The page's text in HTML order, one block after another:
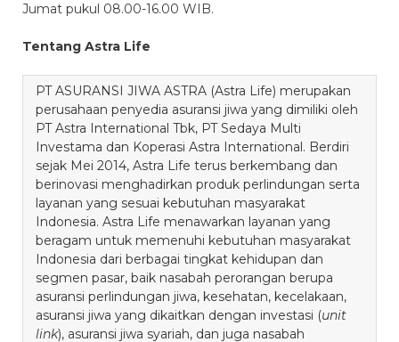
Jumat pukul 08.00-16.00 WIB.
Tentang Astra Life
PT ASURANSI JIWA ASTRA (Astra Life) merupakan
perusahaan penyedia asuransi jiwa yang dimiliki oleh
PT Astra International Tbk, PT Sedaya Multi
Investama dan Koperasi Astra International. Berdiri
sejak Mei 2014, Astra Life terus berkembang dan
berinovasi menghadirkan produk perlindungan serta
layanan yang sesuai kebutuhan masyarakat
Indonesia. Astra Life menawarkan layanan yang
beragam untuk memenuhi kebutuhan masyarakat
Indonesia dari berbagai tingkat kehidupan dan
segmen pasar, baik nasabah perorangan berupa
asuransi perlindungan jiwa, kesehatan, kecelakaan,
asuransi jiwa yang dikaitkan dengan investasi (unit
link), asuransi jiwa syariah, dan juga nasabah